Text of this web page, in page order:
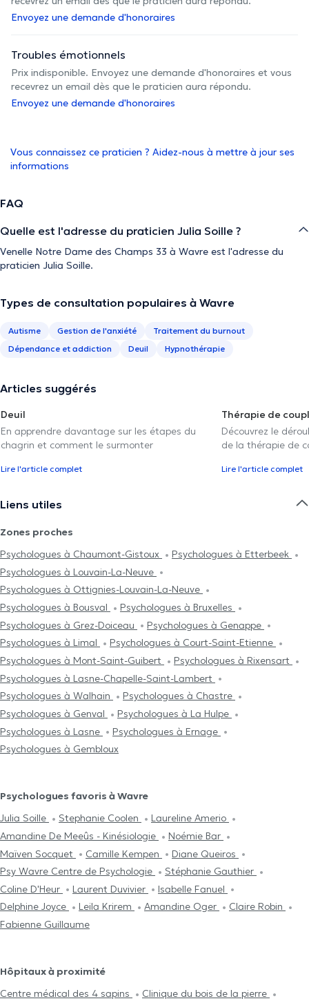
Envoyez une demande d'honoraires
Troubles émotionnels
Prix indisponible. Envoyez une demande d'honoraires et vous
recevrez un email dès que le praticien aura répondu.
Envoyez une demande d'honoraires
Vous connaissez ce praticien ? Aidez-nous à mettre à jour ses
informations
FAQ
Quelle est l'adresse du praticien Julia Soille ?
Venelle Notre Dame des Champs 33 à Wavre est l'adresse du
praticien Julia Soille.
Types de consultation populaires à Wavre
Autisme Gestion de l'anxiété
Traitement du burnout
Dépendance et addiction
Deuil Hypnothérapie
Articles suggérés
Deuil
En apprendre davantage sur les étapes du
chagrin et comment le surmonter
Lire l'article complet
Thérapie de
Découvrez le
de la thérapie de
Lire l'article complet
Liens utiles
Zones proches
Psychologues à Chaumont-Gistoux
Psychologues à Etterbeek
Psychologues à Louvain-La-Neuve
Psychologues à Ottignies-Louvain-La-Neuve
Psychologues à Bousval
Psychologues à Bruxelles
Psychologues à Grez-Doiceau
Psychologues à Genappe
Psychologues à Limal
Psychologues à Court-Saint-Etienne
Psychologues à Mont-Saint-Guibert
Psychologues à Rixensart
Psychologues à Lasne-Chapelle-Saint-Lambert
Psychologues à Walhain
Psychologues à Chastre
Psychologues à Genval
Psychologues à La Hulpe
Psychologues à Lasne
Psychologues à Ernage
Psychologues à Gembloux
Psychologues favoris à Wavre
Julia Soille
Stephanie Coolen
Laureline Amerio
Amandine De Meeûs - Kinésiologie
Noémie Bar
Maïven Socquet
Camille Kempen
Diane Queiros
Psy Wavre Centre de Psychologie
Stéphanie Gauthier
Coline D'Heur
Laurent Duvivier
Isabelle Fanuel
Delphine Joyce
Leila Krirem Amandine Oger
Claire Robin
Fabienne Guillaume
Hôpitaux à proximité
Centre médical des 4 sapins
Clinique du bois de la pierre